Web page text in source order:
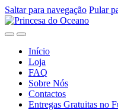
Saltar para navegação Pular
Início
Loja
FAQ
Sobre Nós
Contactos
Entregas Gratuitas no